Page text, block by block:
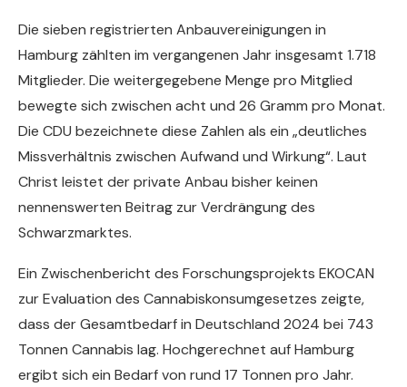
Die sieben registrierten Anbauvereinigungen in
Hamburg zählten im vergangenen Jahr insgesamt 1.718
Mitglieder. Die weitergegebene Menge pro Mitglied
bewegte sich zwischen acht und 26 Gramm pro Monat.
Die CDU bezeichnete diese Zahlen als ein „deutliches
Missverhältnis zwischen Aufwand und Wirkung“. Laut
Christ leistet der private Anbau bisher keinen
nennenswerten Beitrag zur Verdrängung des
Schwarzmarktes.
Ein Zwischenbericht des Forschungsprojekts EKOCAN
zur Evaluation des Cannabiskonsumgesetzes zeigte,
dass der Gesamtbedarf in Deutschland 2024 bei 743
Tonnen Cannabis lag. Hochgerechnet auf Hamburg
ergibt sich ein Bedarf von rund 17 Tonnen pro Jahr.